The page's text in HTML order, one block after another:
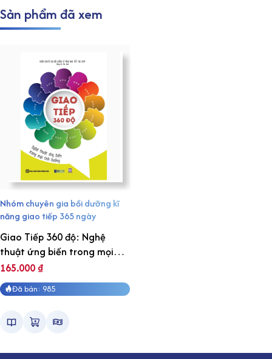
Sản phẩm đã xem
Nhóm chuyên gia bồi dưỡng kĩ
năng giao tiếp 365 ngày
Giao Tiếp 360 độ: Nghệ
thuật ứng biến trong mọi
tình huống
165.000₫
Đã bán: 985